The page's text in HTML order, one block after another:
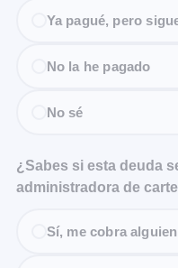
Ya pagué, pero
No la he pagado
No sé
¿Sabes si esta deuda
administradora de
Sí, me cobra